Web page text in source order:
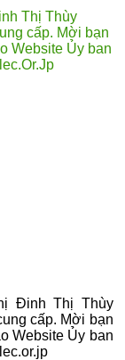
Thị Thùy
cấp. Mời bạn
Website Ủy ban
Đinh Thị Thùy
cấp. Mời bạn
Website Ủy ban